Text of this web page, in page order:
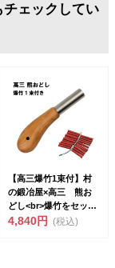
ェックしてい
【高三爆竹1束付】村
の鍛冶屋×高三 熊お
どし<br>爆竹をセット
して音で...
4,840円 (税込)